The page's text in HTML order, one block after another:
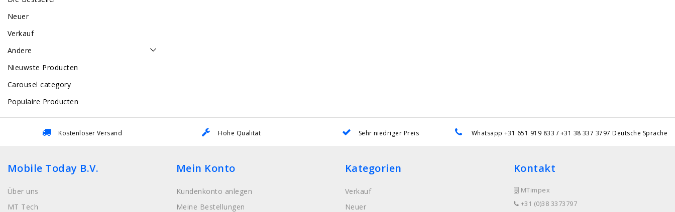
Neuer
Verkauf
Andere
Nieuwste Producten
Carousel category
Populaire Producten
Kostenloser Versand Hohe Qualität Sehr niedriger Preis Whatsapp +31 651 919 833 / +31 38 337 3797 Deutsche Sprache
Mobile Today B.V.
Über uns
MT Tech
Mein Konto
Kundenkonto anlegen
Meine Bestellungen
Kategorien
Verkauf
Neuer
Kontakt
MTimpex
+31 (0)38 3373797